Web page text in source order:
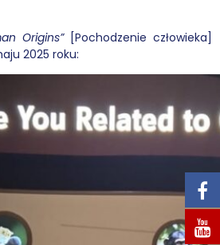
B:
Origins” [Pochodzenie człowieka]
2025 roku: